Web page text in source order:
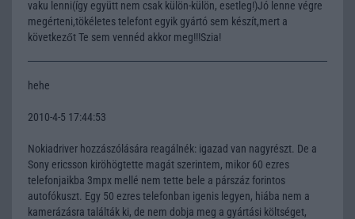
vaku lenni(így együtt nem csak külön-külön, esetleg!)Jó lenne végre
megérteni,tökéletes telefont egyik gyártó sem készít,mert a
következőt Te sem vennéd akkor meg!!!Szia!
hehe
2010-4-5 17:44:53
Nokiadriver hozzászólására reagálnék: igazad van nagyrészt. De a
Sony ericsson kiröhögtette magát szerintem, mikor 60 ezres
telefonjaikba 3mpx mellé nem tette bele a párszáz forintos
autofókuszt. Egy 50 ezres telefonban igenis legyen, hiába nem a
kamerázásra találták ki, de nem dobja meg a gyártási költséget,